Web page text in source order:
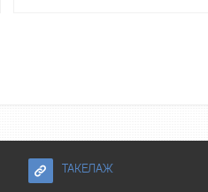
ТАКЕЛАЖ